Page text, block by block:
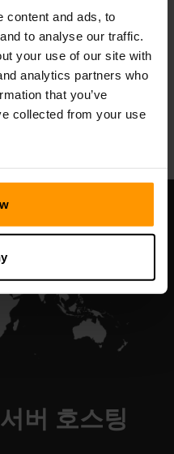
content and ads, to
to analyse our traffic.
your use of our site with
analytics partners who
that you’ve
collected from your use
스팅
버 호스팅